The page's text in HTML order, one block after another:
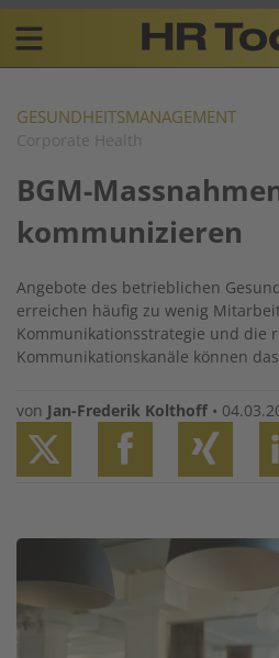
Skip
content
Plattform
für
Resources
navigation
DE
GESUNDHEITSMANAGEMENT
Corporate Health
BGM-
kommunizieren
Angebote des betrieblichen
erreichen häufig zu wenig
Kommunikationsstrategie und die
Kommunikationskanäle können
von Jan-Frederik Kolthoff •